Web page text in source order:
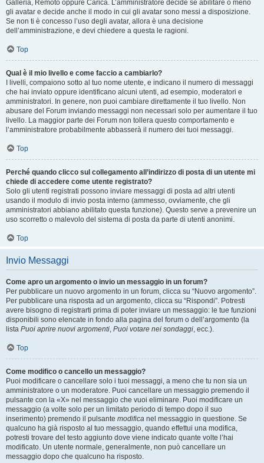
Galleria, Remoto oppure Carica. L’amministratore decide se abilitare o meno
gli avatar e decide anche il modo in cui gli avatar sono messi a disposizione.
Se non ti è concesso l’uso degli avatar, allora è una decisione
dell’amministrazione, e devi chiedere a questa le ragioni.
Top
Qual è il mio livello e come faccio a cambiarlo?
I livelli, compaiono sotto al tuo nome utente, e indicano il numero di messaggi
che hai inviato oppure identificano alcuni utenti, ad esempio, moderatori e
amministratori. In genere, non puoi cambiare direttamente il tuo livello. Non
abusare del Forum inviando messaggi non necessari solo per aumentare il tuo
livello. La maggior parte dei Forum non tollera questo comportamento e
l’amministratore probabilmente abbasserà il numero dei tuoi messaggi.
Top
Perché quando clicco sul collegamento all’indirizzo di posta di un utente mi
chiede di accedere come utente registrato?
Solo gli utenti registrati possono inviare messaggi di posta ad altri utenti
usando il modulo di invio posta interno (ammesso, ovviamente, che gli
amministratori abbiano abilitato questa funzione). Questo serve a prevenire un
uso scorretto o malevolo del sistema di posta da parte di utenti anonimi.
Top
Invio Messaggi
Come apro un argomento o invio un messaggio in un forum?
Per pubblicare un nuovo argomento in un forum, clicca su “Nuovo argomento”.
Per pubblicare una risposta ad un argomento, clicca su “Rispondi”. Potresti
avere bisogno di registrarti prima di poter inviare un messaggio: le tue funzioni
disponibili sono elencate in fondo alla pagina del forum o dell’argomento (la
lista Puoi aprire nuovi argomenti, Puoi votare nei sondaggi, ecc.).
Top
Come modifico o cancello un messaggio?
Puoi modificare o cancellare solo i tuoi messaggi, a meno che tu non sia un
amministratore o un moderatore. Puoi cancellare un messaggio premendo il
pulsante con la «X» nel messaggio che vuoi eliminare. Puoi modificare un
messaggio (a volte solo per un limitato periodo di tempo dopo il suo
inserimento) premendo il pulsante modifica nel messaggio in questione. Se
qualcuno ha già risposto al tuo messaggio, quando effettui una modifica,
potresti trovare del testo aggiunto dove viene indicato quante volte l’hai
modificato. Un utente normale, generalmente, non può cancellare un
messaggio dopo che qualcuno ha risposto.